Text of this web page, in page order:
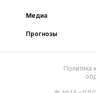
Медиа
Прогнозы
Политика